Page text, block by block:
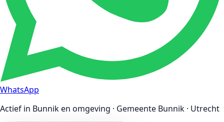
WhatsApp
Actief in Bunnik en omgeving · Gemeente Bunnik · Utrecht